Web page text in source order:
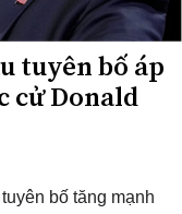
tuyên bố áp
cử Donald
bố tăng mạnh